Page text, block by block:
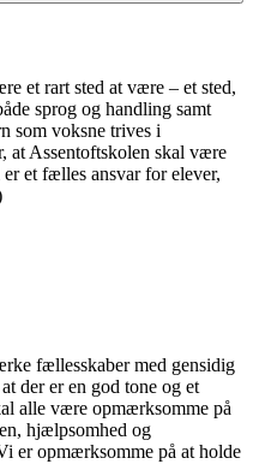
et rart sted at være – et sted,
sprog og handling samt
som voksne trives i
at Assentoftskolen skal være
et fælles ansvar for elever,
fællesskaber med gensidig
der er en god tone og et
alle være opmærksomme på
hjælpsomhed og
er opmærksomme på at holde